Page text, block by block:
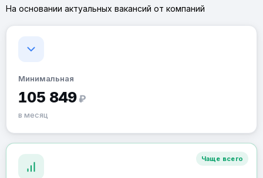
На основании актуальных вакансий от компаний
Минимальная
105 849 ₽
в месяц
Чаще всего